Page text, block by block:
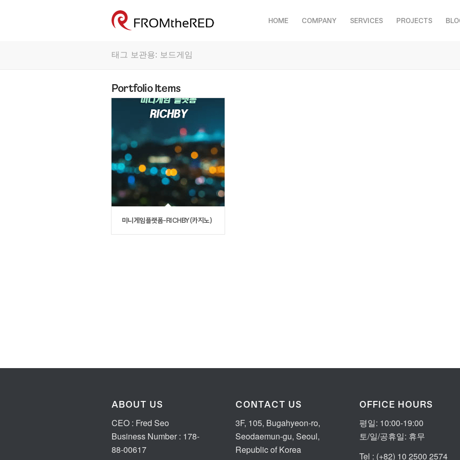
HOME COMPANY SERVICES PROJECTS
태그 보관용: 보드게임
Portfolio Items
미니게임플랫폼-RICHBY(카지노)
ABOUT US
CEO : Fred Seo
Business Number : 178-
88-00617
CONTACT US
3F, 105, Bugahyeon-ro,
Seodaemun-gu, Seoul,
Republic of Korea
OFFICE HOURS
평일: 10:00-19:00
토/일/공휴일: 휴무
Tel : (+82) 10 2500 2574